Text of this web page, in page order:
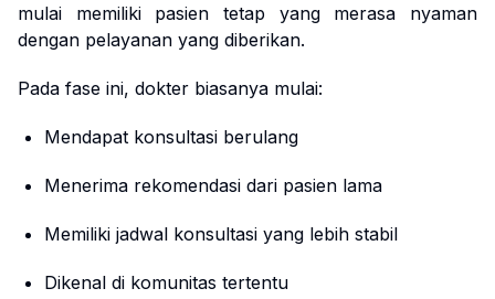
mulai memiliki pasien tetap yang merasa nyaman
dengan pelayanan yang diberikan.
Pada fase ini, dokter biasanya mulai:
Mendapat konsultasi berulang
Menerima rekomendasi dari pasien lama
Memiliki jadwal konsultasi yang lebih stabil
Dikenal di komunitas tertentu